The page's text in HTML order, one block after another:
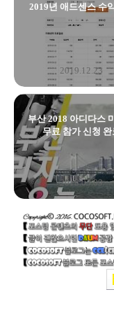
2019년 애드센스 수
2019.12.23
부산 2018 아디다스
무료 참가 신청 완
2018.03.09